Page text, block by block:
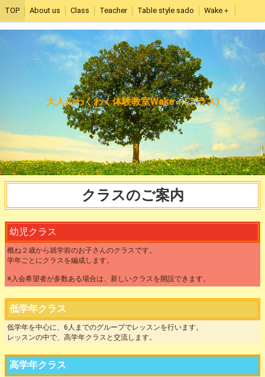
TOP About us Class Teacher Table style sado Wake＋
大人のわくわく体験教室Wake＋(プラス)
クラスのご案内
幼児クラス
概ね２歳から就学前のお子さんのクラスです。
学年ごとにクラスを編成します。
※入会希望者が多数ある場合は、新しいクラスを開設できます。
低学年クラス
低学年を中心に、6人までのグループでレッスンを行います。
レッスンの中で、高学年クラスと交流します。
高学年クラス